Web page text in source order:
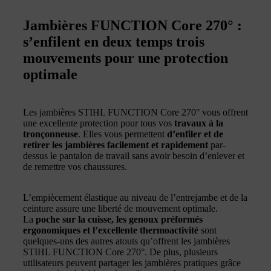
Jambières FUNCTION Core 270° :
s’enfilent en deux temps trois
mouvements pour une protection
optimale
Les jambières STIHL FUNCTION Core 270° vous offrent
une excellente protection pour tous vos travaux à la
tronçonneuse. Elles vous permettent d’enfiler et de
retirer les jambières facilement et rapidement par-
dessus le pantalon de travail sans avoir besoin d’enlever et
de remettre vos chaussures.
L’empiècement élastique au niveau de l’entrejambe et de la
ceinture assure une liberté de mouvement optimale.
La poche sur la cuisse, les genoux préformés
ergonomiques et l’excellente thermoactivité sont
quelques-uns des autres atouts qu’offrent les jambières
STIHL FUNCTION Core 270°. De plus, plusieurs
utilisateurs peuvent partager les jambières pratiques grâce